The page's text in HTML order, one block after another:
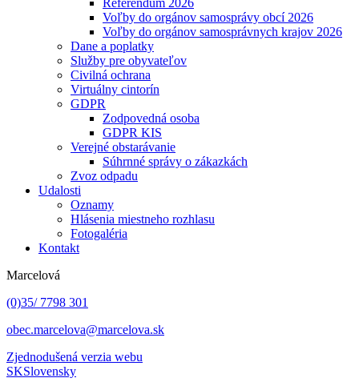
Referendum 2026
Voľby do orgánov samosprávy obcí 2026
Voľby do orgánov samosprávnych krajov 2026
Dane a poplatky
Služby pre obyvateľov
Civilná ochrana
Virtuálny cintorín
GDPR
Zodpovedná osoba
GDPR KIS
Verejné obstarávanie
Súhrnné správy o zákazkách
Zvoz odpadu
Udalosti
Oznamy
Hlásenia miestneho rozhlasu
Fotogaléria
Kontakt
Marcelová
(0)35/ 7798 301
obec.marcelova@marcelova.sk
Zjednodušená verzia webu
SKSlovensky